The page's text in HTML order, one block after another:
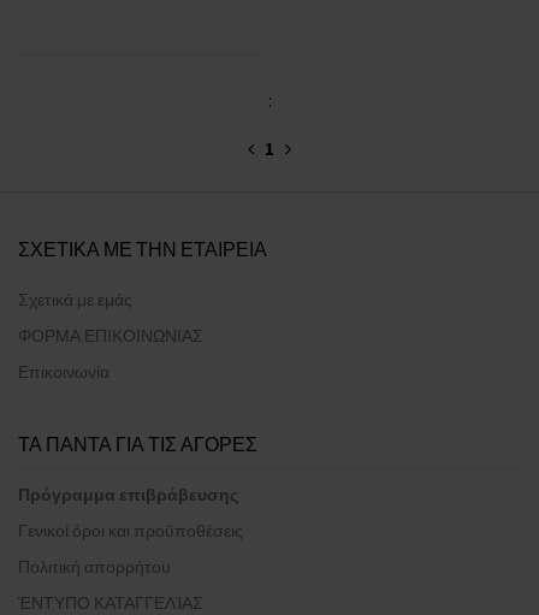
:
1
ΣΧΕΤΙΚΑ ΜΕ ΤΗΝ ΕΤΑΙΡΕΙΑ
Σχετικά με εμάς
ΦΟΡΜΑ ΕΠΙΚΟΙΝΩΝΙΑΣ
Επικοινωνία
ΤΑ ΠΑΝΤΑ ΓΙΑ ΤΙΣ ΑΓΟΡΕΣ
Πρόγραμμα επιβράβευσης
Γενικοί όροι και προϋποθέσεις
Πολιτική απορρήτου
ΈΝΤΥΠΟ ΚΑΤΑΓΓΕΛΊΑΣ